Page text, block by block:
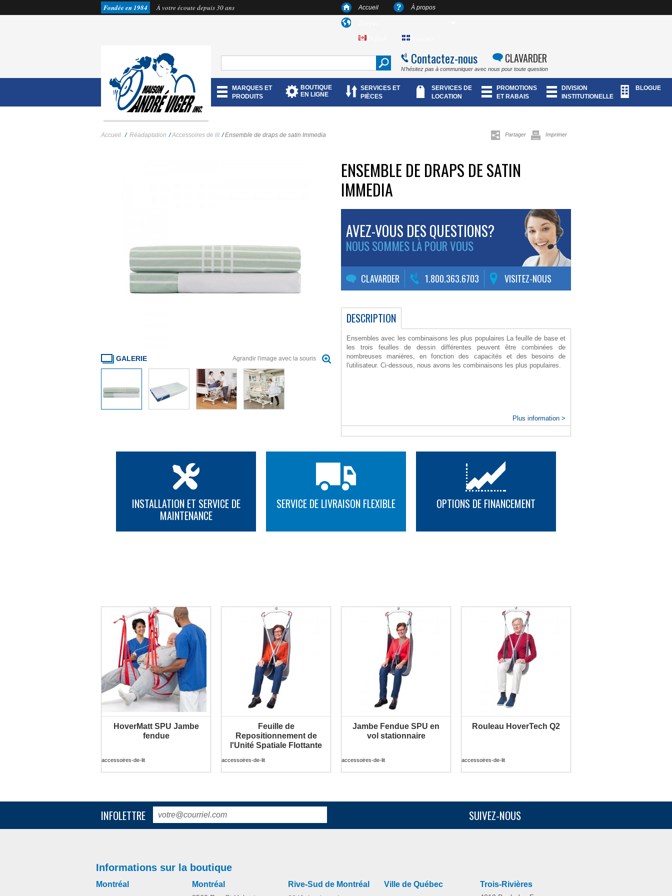
Fondée en 1984 À votre écoute depuis 30 ans Accueil À propos
Contactez-nous CLAVARDER
N’hésitez pas à communiquer avec nous pour toute question
MARQUES ET
PRODUITS
BOUTIQUE
EN LIGNE
SERVICES ET
PIÈCES
SERVICES DE
LOCATION
PROMOTIONS
ET RABAIS
DIVISION
INSTITUTIONELLE
BLOGUE
Accueil / Réadaptation / Accessoires de lit / Ensemble de draps de satin Immedia Partager Imprimer
GALERIE Agrandir l'image avec la souris
ENSEMBLE DE DRAPS DE SATIN
IMMEDIA
AVEZ-VOUS DES QUESTIONS?
NOUS SOMMES LÀ POUR VOUS
CLAVARDER 1.800.363.6703 VISITEZ-NOUS
DESCRIPTION
Ensembles avec les combinaisons les plus populaires La feuille de base et
les trois feuilles de dessin différentes peuvent être combinées de
nombreuses manières, en fonction des capacités et des besoins de
l'utilisateur. Ci-dessous, nous avons les combinaisons les plus populaires.
Plus information >
INSTALLATION ET SERVICE DE
MAINTENANCE
SERVICE DE LIVRAISON FLEXIBLE OPTIONS DE FINANCEMENT
HoverMatt SPU Jambe
fendue
PLUS D'INFORMATION
accessoires-de-lit
Feuille de
Repositionnement de
l'Unité Spatiale Flottante
PLUS D'INFORMATION
accessoires-de-lit
Jambe Fendue SPU en
vol stationnaire
PLUS D'INFORMATION
accessoires-de-lit
Rouleau HoverTech Q2
PLUS D'INFORMATION
accessoires-de-lit
PLUS D'INFORMATION PLUS D'INFORMATION PLUS D'INFORMATION PLUS D'INFORMATION
INFOLETTRE SUIVEZ-NOUS
Informations sur la boutique
Montréal Montréal Rive-Sud de Montréal Ville de Québec Trois-Rivières